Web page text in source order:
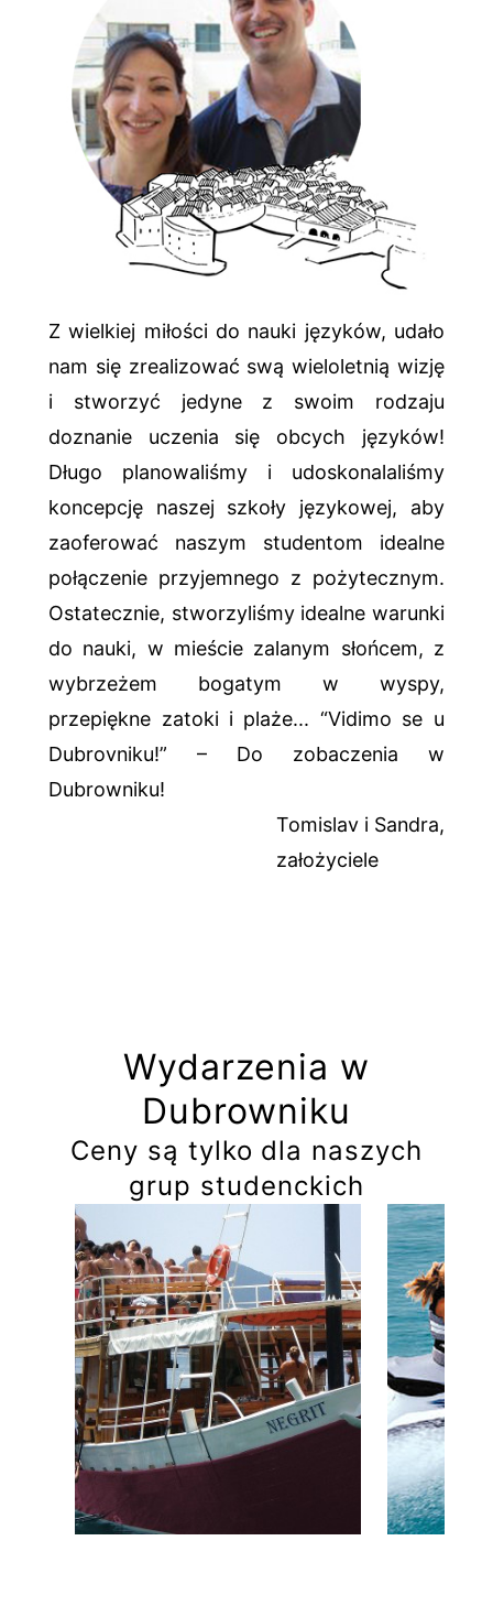
Z wielkiej miłości do nauki języków, udało
nam się zrealizować swą wieloletnią wizję
i stworzyć jedyne z swoim rodzaju
doznanie uczenia się obcych języków!
Długo planowaliśmy i udoskonalaliśmy
koncepcję naszej szkoły językowej, aby
zaoferować naszym studentom idealne
połączenie przyjemnego z pożytecznym.
Ostatecznie, stworzyliśmy idealne warunki
do nauki, w mieście zalanym słońcem, z
wybrzeżem bogatym w wyspy,
przepiękne zatoki i plaże... “Vidimo se u
Dubrovniku!” – Do zobaczenia w
Dubrowniku!
Tomislav i Sandra,
założyciele
Wydarzenia w
Dubrowniku
Ceny są tylko dla naszych
grup studenckich